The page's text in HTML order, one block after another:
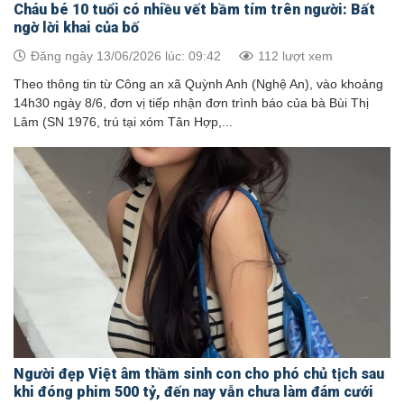
Cháu bé 10 tuổi có nhiều vết bầm tím trên người: Bất
ngờ lời khai của bố
Đăng ngày 13/06/2026 lúc: 09:42 112 lượt xem
Theo thông tin từ Công an xã Quỳnh Anh (Nghệ An), vào khoảng
14h30 ngày 8/6, đơn vị tiếp nhận đơn trình báo của bà Bùi Thị
Lâm (SN 1976, trú tại xóm Tân Hợp,...
Người đẹp Việt âm thầm sinh con cho phó chủ tịch sau
khi đóng phim 500 tỷ, đến nay vẫn chưa làm đám cưới